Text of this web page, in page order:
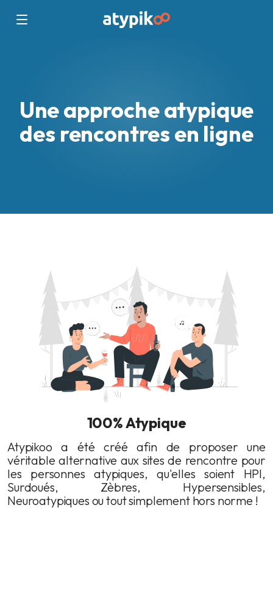
Une approche atypique
des rencontres en ligne
100% Atypique
Atypikoo a été créé afin de proposer une
véritable alternative aux sites de rencontre pour
les personnes atypiques, qu'elles soient HPI,
Surdoués, Zèbres, Hypersensibles,
Neuroatypiques ou tout simplement hors norme !